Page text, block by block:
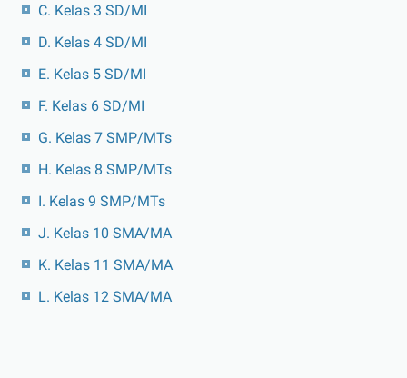
C. Kelas 3 SD/MI
D. Kelas 4 SD/MI
E. Kelas 5 SD/MI
F. Kelas 6 SD/MI
G. Kelas 7 SMP/MTs
H. Kelas 8 SMP/MTs
I. Kelas 9 SMP/MTs
J. Kelas 10 SMA/MA
K. Kelas 11 SMA/MA
L. Kelas 12 SMA/MA